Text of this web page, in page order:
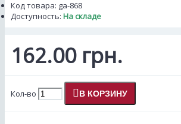
Код товара: ga-868
Доступность: На складе
162.00 грн.
Кол-во В КОРЗИНУ